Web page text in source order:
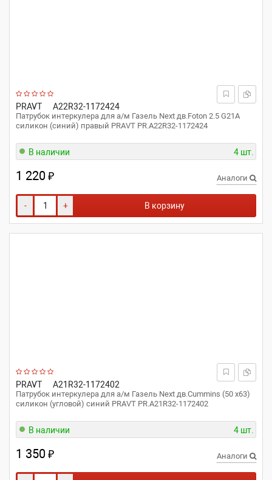
PRAVT A22R32-1172424
Патрубок интеркулера для а/м Газель Next дв.Foton 2.5 G21A
силикон (синий) правый PRAVT PR.A22R32-1172424
В наличии 4 шт.
1 220₽ Аналоги
- + В корзину
PRAVT A21R32-1172402
Патрубок интеркулера для а/м Газель Next дв.Cummins (50 x63)
силикон (угловой) синий PRAVT PR.A21R32-1172402
В наличии 4 шт.
1 350₽ Аналоги